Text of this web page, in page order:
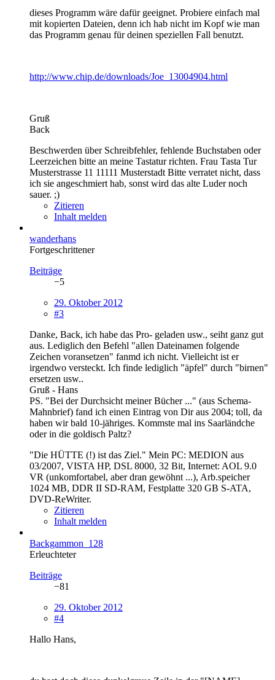
dieses Programm wäre dafür geeignet. Probiere einfach mal
mit kopierten Dateien, denn ich hab nicht im Kopf wie man
das Programm genau für deinen speziellen Fall benutzt.
http://www.chip.de/downloads/Joe_13004904.html
Gruß
Back
Beschwerden über Schreibfehler, fehlende Buchstaben oder
Leerzeichen bitte an meine Tastatur richten. Frau Tasta Tur
Musterstrasse 11 11111 Musterstadt Bitte verratet nicht, dass
ich sie angeschmiert hab, sonst wird das alte Luder noch
sauer. ;)
Zitieren
Inhalt melden
wanderhans
Fortgeschrittener
Beiträge
−5
29. Oktober 2012
#3
Danke, Back, ich habe das Pro- geladen usw., seiht ganz gut
aus. Lediglich den Befehl "allen Dateinamen folgende
Zeichen voransetzen" fanmd ich nicht. Vielleicht ist er
irgendwo versteckt. Ich finde lediglich "äpfel" durch "birnen"
ersetzen usw..
Gruß - Hans
PS. "Bei der Durchsicht meiner Bücher ..." (aus Schema-
Mahnbrief) fand ich einen Eintrag von Dir aus 2004; toll, da
haben wir bald 10-jähriges. Kommste mal ins Saarländche
oder in die goldisch Paltz?
"Die HÜTTE (!) ist das Ziel." Mein PC: MEDION aus
03/2007, VISTA HP, DSL 8000, 32 Bit, Internet: AOL 9.0
VR (unkomfortabel, aber dran gewöhnt ...), Arb.speicher
1024 MB, DDR II SD-RAM, Festplatte 320 GB S-ATA,
DVD-ReWriter.
Zitieren
Inhalt melden
Backgammon_128
Erleuchteter
Beiträge
−81
29. Oktober 2012
#4
Hallo Hans,